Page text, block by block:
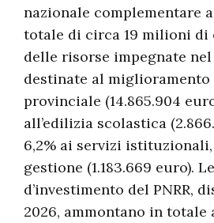
nazionale complementare
totale di circa 19 milioni di
delle risorse impegnate
destinate al
provinciale (14.865.904
all’edilizia scolastica
6,2% ai servizi
gestione (1.183.669 euro).
d’investimento del PNRR,
2026, ammontano in totale